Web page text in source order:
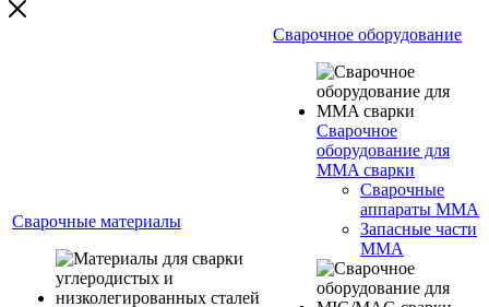
Сварочные материалы
Сварочное оборудование
Сварочное
оборудование для
MMA сварки
Сварочные
аппараты MMA
Запасные части
MMA